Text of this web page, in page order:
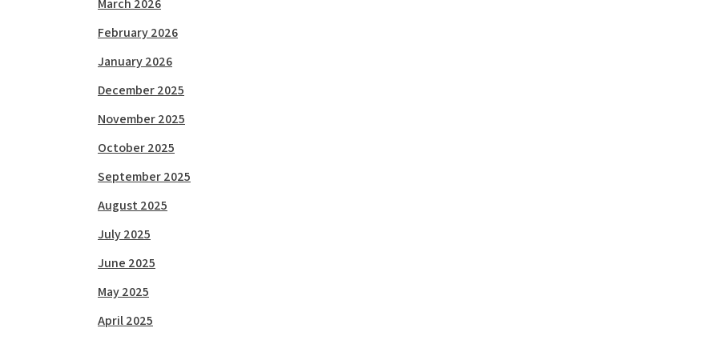
March 2026
February 2026
January 2026
December 2025
November 2025
October 2025
September 2025
August 2025
July 2025
June 2025
May 2025
April 2025